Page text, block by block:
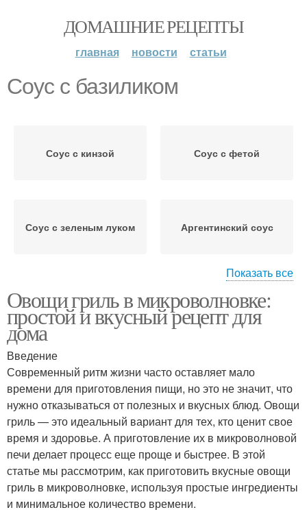
ДОМАШНИЕ РЕЦЕПТЫ
главная новости статьи
Соус с базиликом
Соус с кинзой Соус с фетой
Соус с зеленым луком Аргентинский соус
Помидоры с базиликом Соус на зиму
Томатный соус Соус с чесноком
Соус из помидор Соус из томатов
Показать все
Овощи гриль в микроволновке:
простой и вкусный рецепт для
дома
Введение
Современный ритм жизни часто оставляет мало
времени для приготовления пищи, но это не значит, что
нужно отказываться от полезных и вкусных блюд. Овощи
гриль — это идеальный вариант для тех, кто ценит свое
время и здоровье. А приготовление их в микроволновой
печи делает процесс еще проще и быстрее. В этой
статье мы рассмотрим, как приготовить вкусные овощи
гриль в микроволновке, используя простые ингредиенты
и минимальное количество времени.